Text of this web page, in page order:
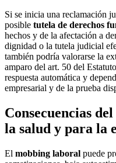
Si se inicia una reclamación
posible tutela de derechos
hechos y de la afectación a
dignidad o la tutela judicial
también podría valorarse la
amparo del art. 50 del
respuesta automática y
empresarial y de la prueba
Consecuencias
la salud y para la
El mobbing laboral puede